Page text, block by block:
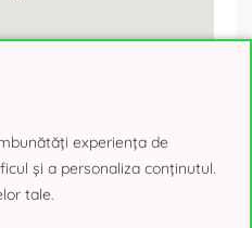
experiența de
și a personaliza conținutul.
tale.